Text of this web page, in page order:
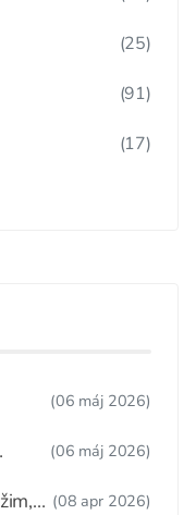
(25)
(91)
(17)
(06 máj 2026)
(06 máj 2026)
(08 apr 2026)